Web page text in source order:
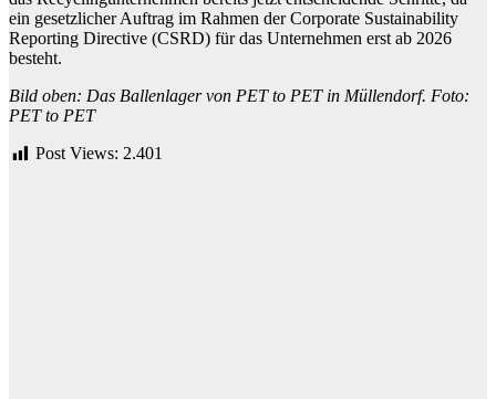
ein gesetzlicher Auftrag im Rahmen der Corporate Sustainability
Reporting Directive (CSRD) für das Unternehmen erst ab 2026
besteht.
Bild oben: Das Ballenlager von PET to PET in Müllendorf. Foto:
PET to PET
Post Views: 2.401